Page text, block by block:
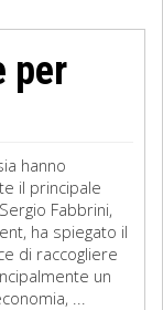
per
hanno
il principale
Fabbrini,
ha spiegato il
di raccogliere
un
...